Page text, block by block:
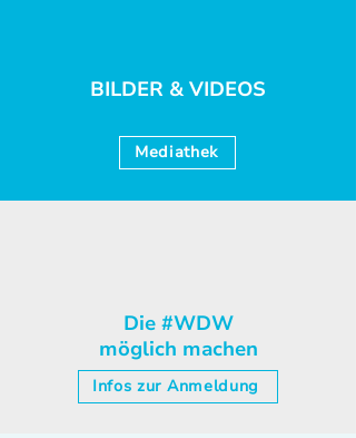
BILDER & VIDEOS
Mediathek
Die #WDW
möglich machen
Infos zur Anmeldung